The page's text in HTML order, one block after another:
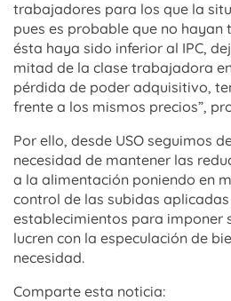
trabajadores para los que la
pues es probable que no
ésta haya sido inferior al IPC,
mitad de la clase trabajadora
pérdida de poder adquisitivo,
frente a los mismos precios”,
Por ello, desde USO seguimos
necesidad de mantener las
a la alimentación poniendo en
control de las subidas
establecimientos para imponer
lucren con la especulación de
necesidad.
Comparte esta noticia: